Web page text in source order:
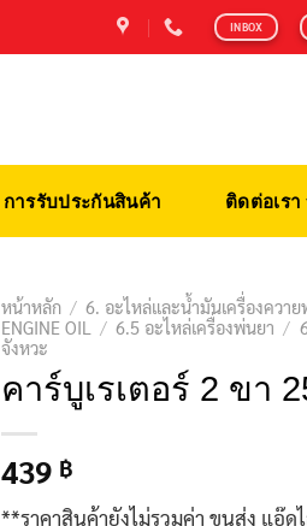
INBOX
การรับประกันสินค้า ติดต่อเรา
หน้าหลัก / 6. อะไหล่และน้ำมันเครื่องควาย
ENGINE OIL
/ 6.5 อะไหล่เครื่องพ่นยา /
จังหวะ
คาร์บูเรเตอร์ 2 ขา
439 ฿
**ราคาสินค้ายังไม่รวมค่า ขนส่ง แอ๊ดไ